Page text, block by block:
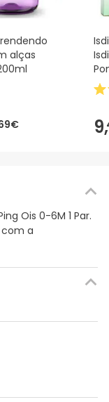
alças
9,
Ois 0-6M 1 Par.
a